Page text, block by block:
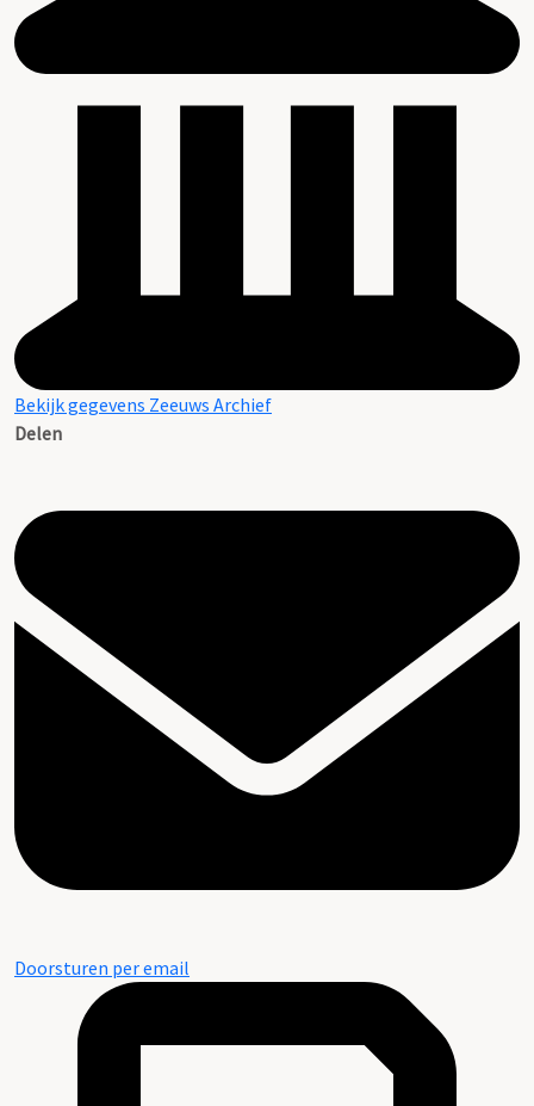
Bekijk gegevens Zeeuws Archief
Delen
Doorsturen per email